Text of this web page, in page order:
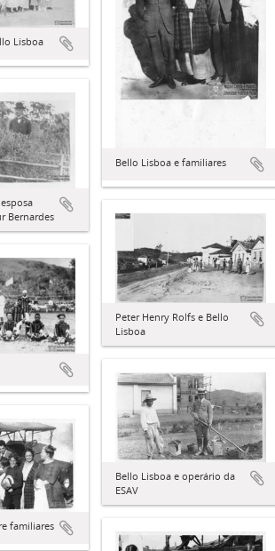
Bello Lisboa e familiares
Lisboa
Bernardes
Peter Henry Rolfs e Bello
Lisboa
Bello Lisboa e operário da
ESAV
familiares